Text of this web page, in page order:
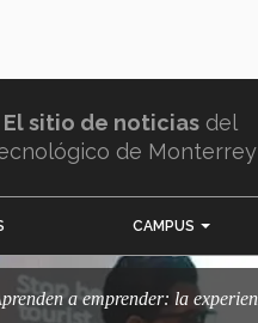
El sitio de noticias del
de Monterrey
CAMPUS
Aprenden a emprender: la